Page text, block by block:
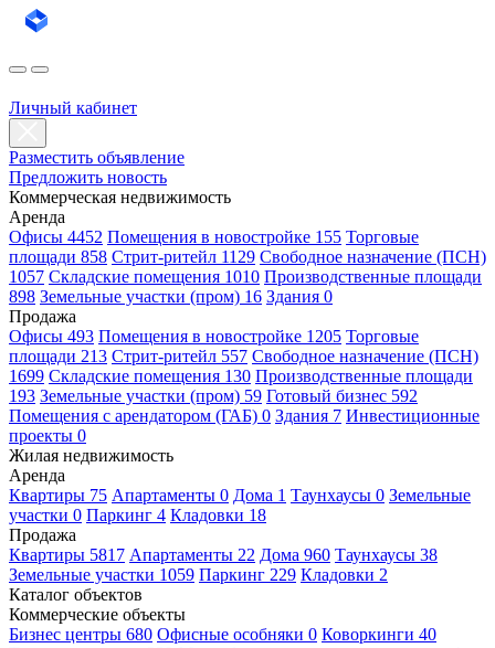
Личный кабинет
Разместить объявление
Предложить новость
Коммерческая недвижимость
Аренда
Офисы 4452 Помещения в новостройке 155 Торговые
площади 858 Стрит-ритейл 1129 Свободное назначение (ПСН)
1057 Складские помещения 1010 Производственные площади
898 Земельные участки (пром) 16 Здания 0
Продажа
Офисы 493 Помещения в новостройке 1205 Торговые
площади 213 Стрит-ритейл 557 Свободное назначение (ПСН)
1699 Складские помещения 130 Производственные площади
193 Земельные участки (пром) 59 Готовый бизнес 592
Помещения с арендатором (ГАБ) 0 Здания 7 Инвестиционные
проекты 0
Жилая недвижимость
Аренда
Квартиры 75 Апартаменты 0 Дома 1 Таунхаусы 0 Земельные
участки 0 Паркинг 4 Кладовки 18
Продажа
Квартиры 5817 Апартаменты 22 Дома 960 Таунхаусы 38
Земельные участки 1059 Паркинг 229 Кладовки 2
Каталог объектов
Коммерческие объекты
Бизнес центры 680 Офисные особняки 0 Коворкинги 40